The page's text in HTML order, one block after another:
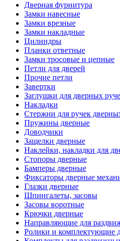
Дверная фурнитура
Замки навесные
Замки врезные
Замки накладные
Цилиндры
Планки ответные
Замки тросовые и цепные
Петли для дверей
Прочие петли
Завертки
Заглушки для дверных
Накладки
Стержни для ручек
Пружины дверные
Доводчики
Защелки дверные
Наклейки, накладки для
Стопоры дверные
Бамперы дверные
Фиксаторы дверные
Глазки дверные
Шпингалеты, засовы
Засовы воротные
Крючки дверные
Направляющие для
Ролики и комплектующие